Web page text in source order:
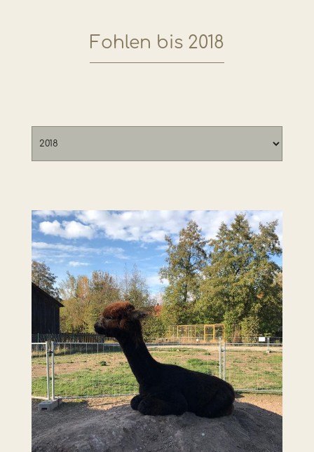
Fohlen bis 2018